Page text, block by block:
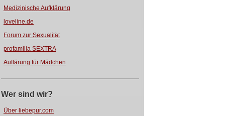
Medizinische Aufklärung
loveline.de
Forum zur Sexualität
profamilia SEXTRA
Auflärung für Mädchen
Wer sind wir?
Über liebepur.com